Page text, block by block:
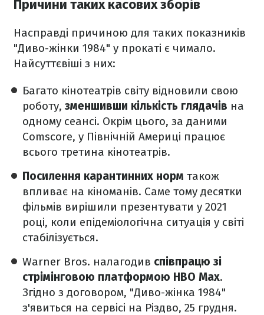
Причини таких касових зборів
Насправді причиною для таких показників
"Диво-жінки 1984" у прокаті є чимало.
Найсуттєвіші з них:
Багато кінотеатрів світу відновили свою
роботу, зменшивши кількість глядачів на
одному сеансі. Окрім цього, за даними
Comscore, у Північній Америці працює
всього третина кінотеатрів.
Посилення карантинних норм також
впливає на кіноманів. Саме тому десятки
фільмів вирішили презентувати у 2021
році, коли епідеміологічна ситуація у світі
стабілізується.
Warner Bros. налагодив співпрацю зі
стрімінговою платформою HBO Max.
Згідно з договором, "Диво-жінка 1984"
з'явиться на сервісі на Різдво, 25 грудня.